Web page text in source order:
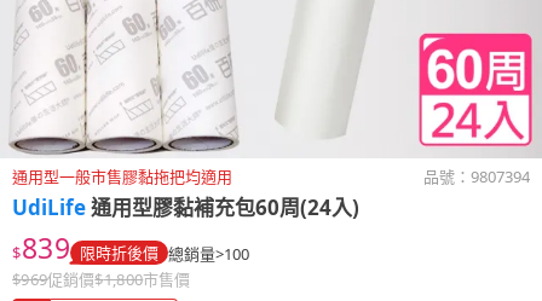
通用型一般市售膠黏拖把均適用 品號： 9807394
UdiLife通用型膠黏補充包60周(24入)
$839 限時折後價 總銷量>100
$969促銷價$1,800市售價